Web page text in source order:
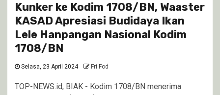
Kunker ke Kodim 1708/BN, Waaster
KASAD Apresiasi Budidaya Ikan
Lele Hanpangan Nasional Kodim
1708/BN
Selasa, 23 April 2024 Fri Fod
TOP-NEWS.id, BIAK - Kodim 1708/BN menerima